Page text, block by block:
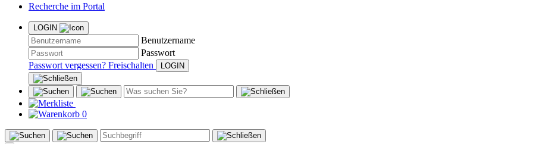
Recherche im Portal
LOGIN
Benutzername
Passwort
Passwort vergessen? Freischalten
0